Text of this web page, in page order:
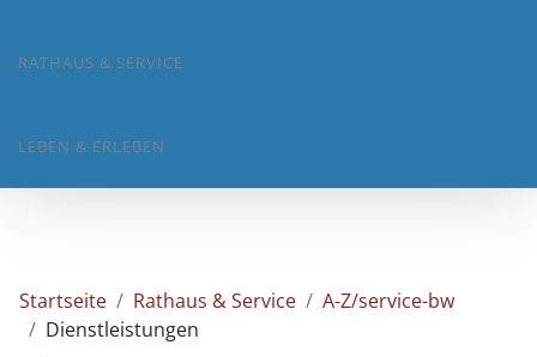
RATHAUS & SERVICE
LEBEN & ERLEBEN
Startseite Rathaus & Service
A-Z/service-bw
Dienstleistungen